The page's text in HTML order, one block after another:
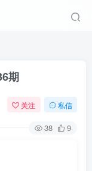
期
关注 私信
38 9